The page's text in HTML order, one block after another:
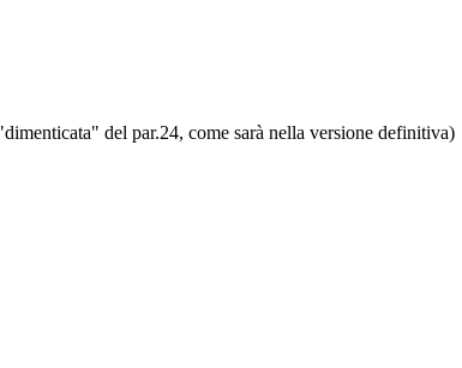
del par.24, come sarà nella versione definitiva)